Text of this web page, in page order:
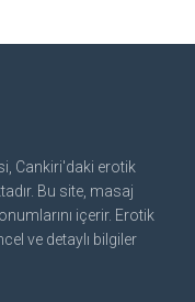
Cankiri'daki erotik
Bu site, masaj
içerir. Erotik
ve detaylı bilgiler